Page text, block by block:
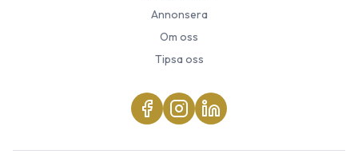
Annonsera
Om oss
Tipsa oss